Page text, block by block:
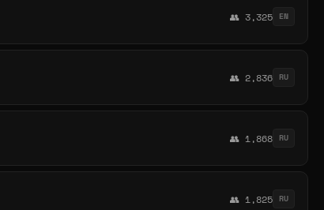
👥 3,325 EN
👥 2,836 RU
👥 1,868 RU
👥 1,825 RU